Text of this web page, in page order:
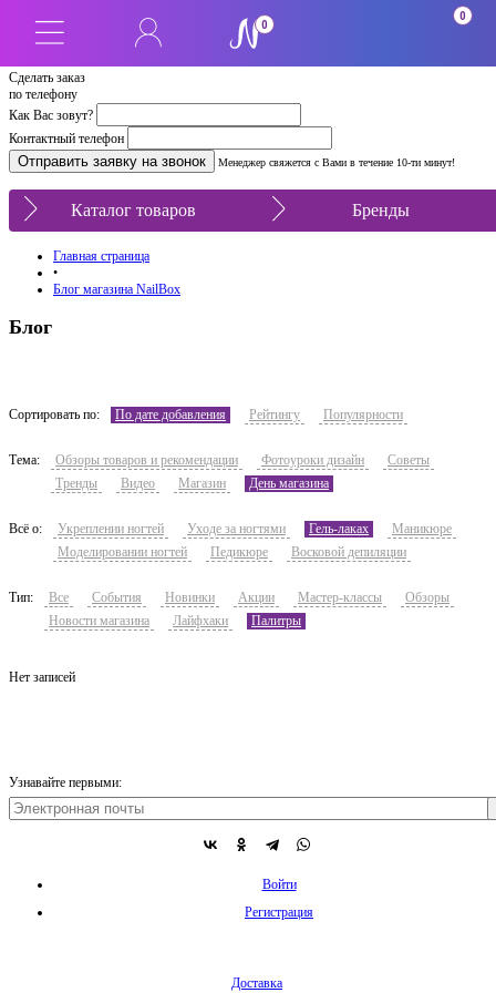
Сделать заказ
по телефону
Как Вас зовут?
Контактный телефон
Менеджер свяжется с Вами в течение 10-ти минут!
0
0
Каталог товаров Бренды
Главная страница
•
Блог магазина NailBox
Блог
Сортировать по: По дате добавления Рейтингу Популярности
Тема: Обзоры товаров и рекомендации Фотоуроки дизайн
Советы
Тренды
Видео Магазин День магазина
Всё о: Укреплении ногтей Уходе за ногтями Гель-лаках
Маникюре
Моделировании ногтей
Педикюре Восковой депиляции
Тип: Все События Новинки Акции Мастер-классы
Обзоры
Новости магазина
Лайфхаки Палитры
Нет записей
Узнавайте первыми:
Войти
Регистрация
Доставка